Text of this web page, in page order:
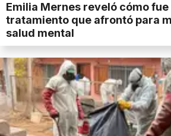
Emilia Mernes reveló cómo
tratamiento que afrontó para
salud mental